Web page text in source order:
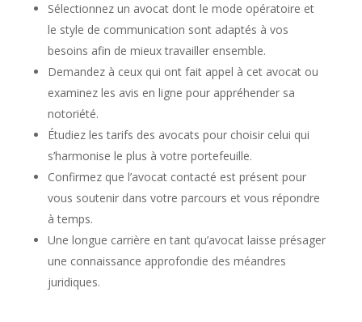
Sélectionnez un avocat dont le mode opératoire et
le style de communication sont adaptés à vos
besoins afin de mieux travailler ensemble.
Demandez à ceux qui ont fait appel à cet avocat ou
examinez les avis en ligne pour appréhender sa
notoriété.
Étudiez les tarifs des avocats pour choisir celui qui
s’harmonise le plus à votre portefeuille.
Confirmez que l’avocat contacté est présent pour
vous soutenir dans votre parcours et vous répondre
à temps.
Une longue carrière en tant qu’avocat laisse présager
une connaissance approfondie des méandres
juridiques.